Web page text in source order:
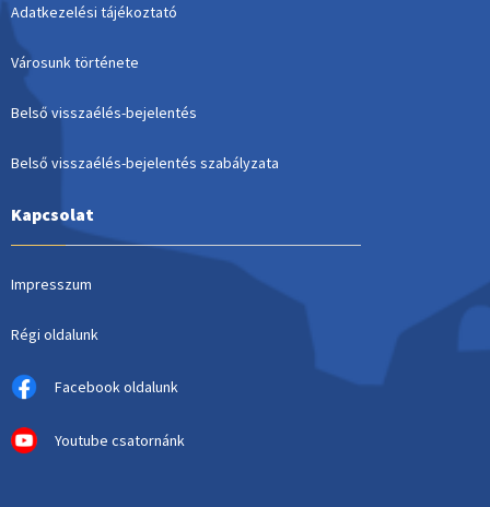
Adatkezelési tájékoztató
Városunk története
Belső visszaélés-bejelentés
Belső visszaélés-bejelentés szabályzata
Kapcsolat
Impresszum
Régi oldalunk
Facebook oldalunk
Youtube csatornánk